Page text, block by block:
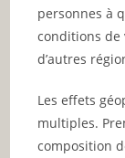
personnes à
conditions de
d’autres
Les effets
multiples.
composition